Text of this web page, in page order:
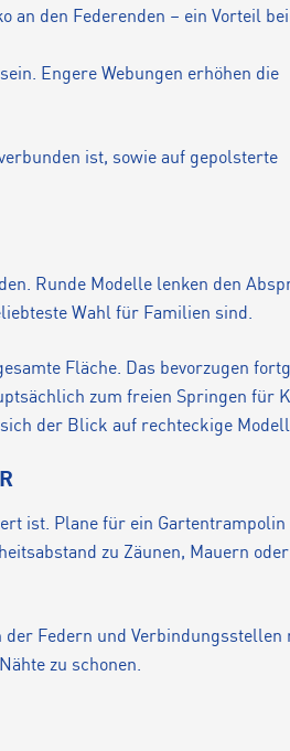
den Federenden – ein Vorteil
Engere Webungen erhöhen die
ist, sowie auf gepolsterte
Runde Modelle lenken den
Wahl für Familien sind.
Fläche. Das bevorzugen
zum freien Springen für
der Blick auf rechteckige
ist. Plane für ein Gartentrampolin
zu Zäunen, Mauern
Federn und Verbindungsstellen
zu schonen.